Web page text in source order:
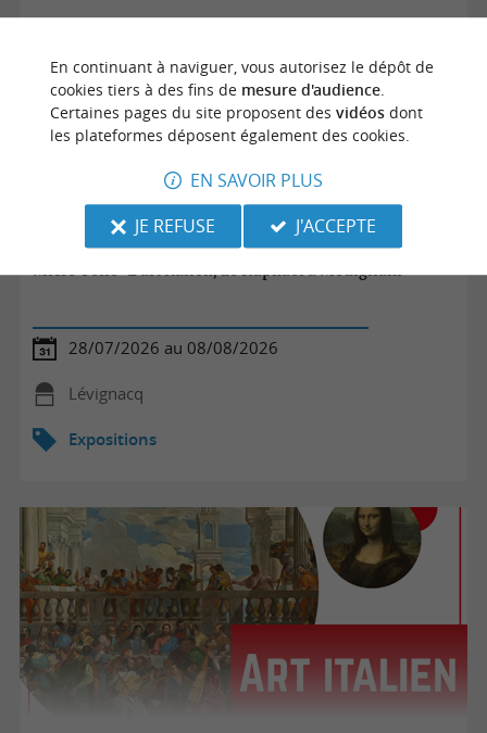
Micro-Folie "L'art italien, de Raphaël à Modigliani""
28/07/2026 au 08/08/2026
Lévignacq
Expositions
En continuant à naviguer, vous autorisez le dépôt de
cookies tiers à des fins de mesure d'audience.
Certaines pages du site proposent des vidéosdont
les plateformes déposent également des cookies.
EN SAVOIR PLUS
JE REFUSE
J'ACCEPTE